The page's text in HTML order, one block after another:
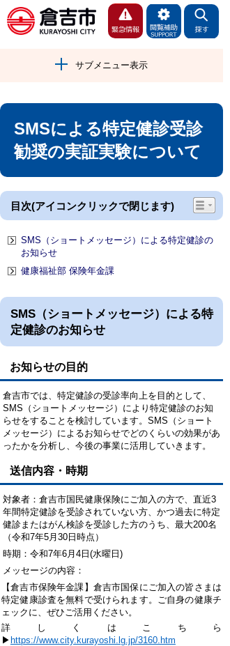
サブメニュー表示
SMSによる特定健診受診
勧奨の実証実験について
目次(アイコンクリックで閉じます)
SMS（ショートメッセージ）による特定健診の
お知らせ
健康福祉部 保険年金課
SMS（ショートメッセージ）による特
定健診のお知らせ
お知らせの目的
倉吉市では、特定健診の受診率向上を目的として、
SMS（ショートメッセージ）により特定健診のお知
らせをすることを検討しています。SMS（ショート
メッセージ）によるお知らせでどのくらいの効果があ
ったかを分析し、今後の事業に活用していきます。
送信内容・時期
対象者：倉吉市国民健康保険にご加入の方で、直近3
年間特定健診を受診されていない方、かつ過去に特定
健診またはがん検診を受診した方のうち、最大200名
（令和7年5月30日時点）
時期：令和7年6月4日(水曜日)
メッセージの内容：
【倉吉市保険年金課】倉吉市国保にご加入の皆さまは
特定健康診査を無料で受けられます。ご自身の健康チ
ェックに、ぜひご活用ください。
詳しくはこちら
▶ https://www.city.kurayoshi.lg.jp/3160.htm